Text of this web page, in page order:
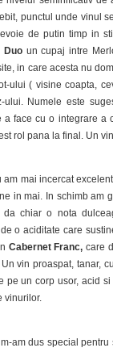
punctul unde vinul
de putin timp in
Duo un cupaj intre
in care acesta nu
ului ( visine coapta,
ului. Numele este
a face cu o integrare
rol pana la final. Un
am mai incercat
in mai. In schimb am
chiar o nota
o aciditate care
Cabernet Franc,care
vin proaspat, tanar,
pe un corp usor, acid
vinurilor.
am dus special